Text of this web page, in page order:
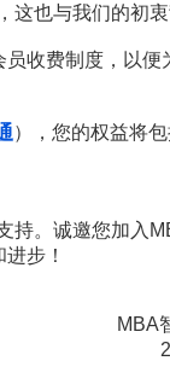
，主动投资还是
也与我们的初衷
收费制度，以便
），您的权益将包
持。诚邀您加入
步！
MBA